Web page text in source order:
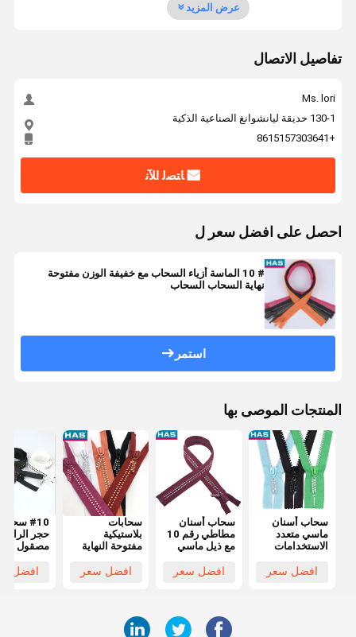
عرض المزيد
تفاصيل الاتصال
Ms. lori
130-1 حديقة ليانشوانغ الصناعية الذكية
+8615157303641
ﺎﺘﺼﻟ ﺍﻶﻧ
احصل على افضل سعر ل
# 10 الماسة أزياء السحاب مع خفيفة الوزن مفتوحة
نهاية السحاب السحاب
استمر
المنتجات الموصى بها
سحاب أسنان
ماسي متعدد
الاستخدامات
بتصميم ذيل
افضل سعر
سحاب أسنان
مطاطي رقم 10
مع ذيل ماسي
راتنج للملابس
افضل سعر
سحابات
بلاستيكية
مفتوحة النهاية
بالماس/أحجار
افضل سعر
#10
حجر الراين
مصقول
البلاستيك
افضل